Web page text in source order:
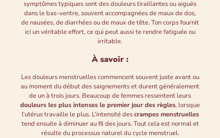
symptômes typiques sont des douleurs tirail­lantes ou aiguës
dans le bas-ventre, souvent accompagnées de maux de dos,
de nausées, de diarrhées ou de maux de tête. Ton corps fournit
ici un véritable effort, ce qui peut aussi te rendre fatiguée ou
irritable.
À savoir :
Les douleurs menstruelles commencent souvent juste avant ou
au moment du début des saignements et durent généralement
de un à trois jours. Beaucoup de femmes ressentent leurs
douleurs les plus intenses le premier jour des règles, lorsque
l’utérus travaille le plus. L’intensité descrampes menstruelles
tend ensuite à diminuer au fil des jours. Tout cela est normal et
résulte du processus naturel du cycle menstruel.